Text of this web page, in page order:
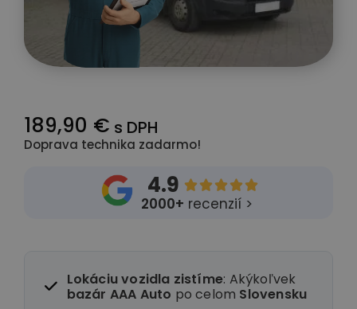
189,90 € s DPH
Doprava technika zadarmo!
4.9 
2000+ recenzií >
Lokáciu vozidla zistíme: Akýkoľvek
bazár AAA Auto po celom Slovensku